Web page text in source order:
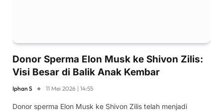
Donor Sperma Elon Musk ke Shivon Zilis:
Visi Besar di Balik Anak Kembar
Iphan S 11 Mei 2026 | 14:55
Donor sperma Elon Musk ke Shivon Zilis telah menjadi